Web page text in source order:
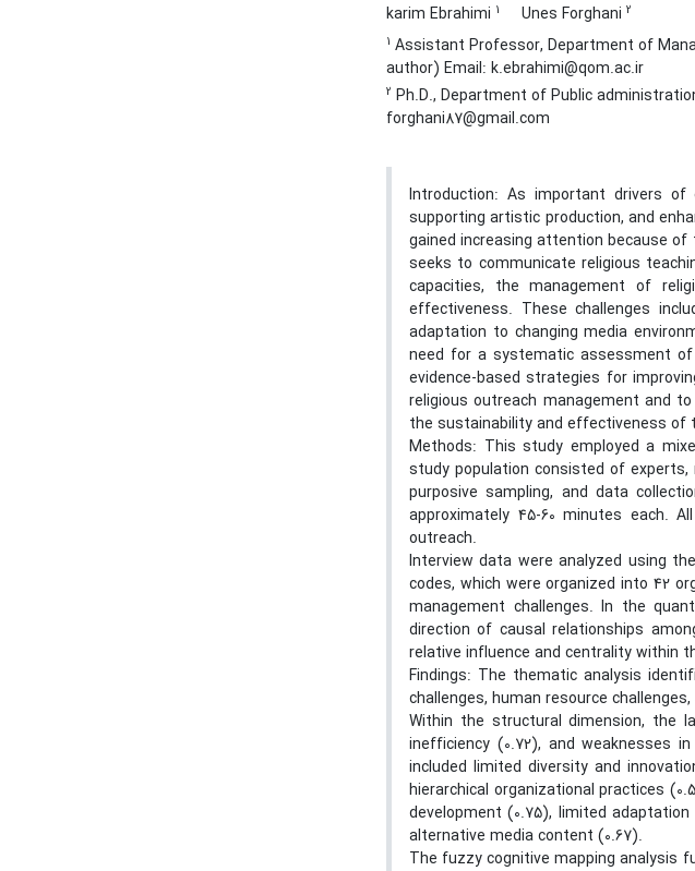
karim Ebrahimi 1 Unes Forghani 2
1 Assistant Professor, Department of
author) Email: k.ebrahimi@qom.ac.ir
2 Ph.D., Department of Public
forghani87@gmail.com
Introduction: As important drivers of
supporting artistic production, and
gained increasing attention because
seeks to communicate religious
capacities, the management of
effectiveness. These challenges
adaptation to changing media
need for a systematic assessment
evidence-based strategies for
religious outreach management and
the sustainability and effectiveness of
Methods: This study employed a
study population consisted of
purposive sampling, and data
approximately 45-60 minutes each.
outreach.
Interview data were analyzed using
codes, which were organized into 42
management challenges. In the
direction of causal relationships
relative influence and centrality within
Findings: The thematic analysis
challenges, human resource
Within the structural dimension, the
inefficiency (0.72), and weaknesses
included limited diversity and
hierarchical organizational practices
development (0.75), limited
alternative media content (0.67).
The fuzzy cognitive mapping analysis